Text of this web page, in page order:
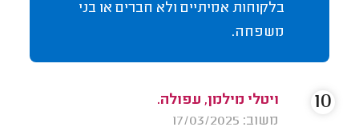
בלקוחות אמיתיים ולא חברים או בני
משפחה.
ויטלי מילמן, עפולה.
משוב: 17/03/2025
10